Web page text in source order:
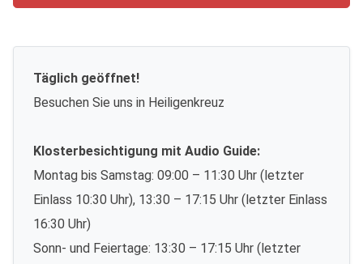
Täglich geöffnet!
Besuchen Sie uns in Heiligenkreuz
Klosterbesichtigung mit Audio Guide:
Montag bis Samstag: 09:00 – 11:30 Uhr (letzter
Einlass 10:30 Uhr), 13:30 – 17:15 Uhr (letzter Einlass
16:30 Uhr)
Sonn- und Feiertage: 13:30 – 17:15 Uhr (letzter